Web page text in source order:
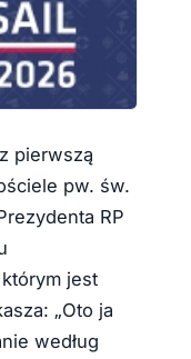
pierwszą
pw. św.
RP
jest
„Oto ja
według